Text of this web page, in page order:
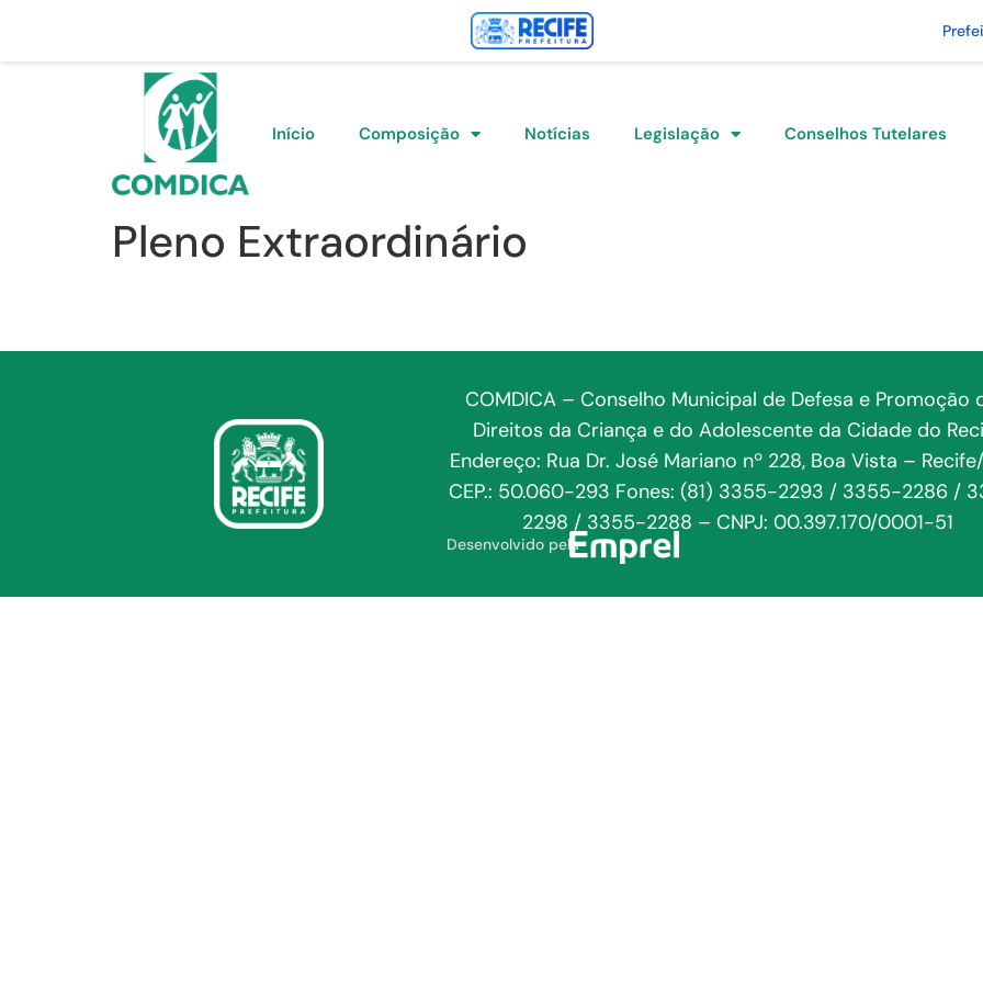
Início Composição Notícias Legislação Conselhos Tutelares
Pleno Extraordinário
COMDICA – Conselho Municipal de Defesa e Promoção
Direitos da Criança e do Adolescente da Cidade do
Endereço: Rua Dr. José Mariano nº 228, Boa Vista –
CEP.: 50.060-293 Fones: (81) 3355-2293 / 3355-2286 /
2298 / 3355-2288 – CNPJ: 00.397.170/0001-51
Desenvolvido pela